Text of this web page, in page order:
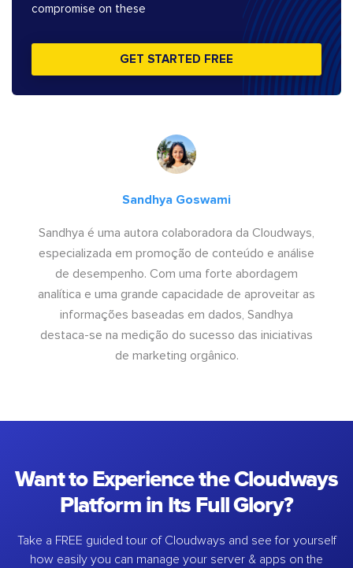
compromise on these
GET STARTED FREE
Sandhya Goswami
Sandhya é uma autora colaboradora da Cloudways,
especializada em promoção de conteúdo e análise
de desempenho. Com uma forte abordagem
analítica e uma grande capacidade de aproveitar as
informações baseadas em dados, Sandhya
destaca-se na medição do sucesso das iniciativas
de marketing orgânico.
Want to Experience the Cloudways
Platform in Its Full Glory?
Take a FREE guided tour of Cloudways and see for yourself
how easily you can manage your server & apps on the